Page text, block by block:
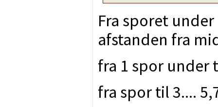
Fra sporet
afstanden fra
fra 1 spor under
fra spor til 3....